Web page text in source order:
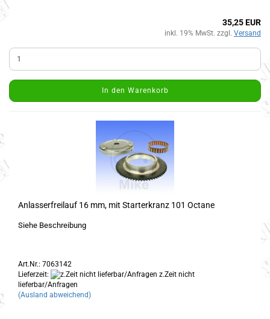
35,25 EUR
inkl. 19% MwSt. zzgl. Versand
In den Warenkorb
Anlasserfreilauf 16 mm, mit Starterkranz 101 Octane
Siehe Beschreibung
Art.Nr.: 7063142
Lieferzeit:
z.Zeit nicht
lieferbar/Anfragen
(Ausland abweichend)